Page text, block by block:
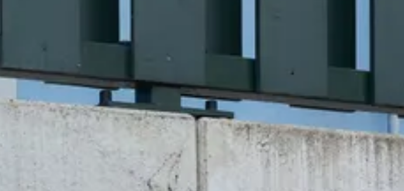
οχημάτων για την επιχείρησή σας;
πελάτες και να αυξήσουν τη διάρκεια και τη συχνότητα των επισκέψεων στον χώρο της